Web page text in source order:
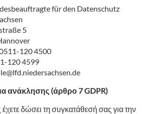
für den Datenschutz
5
120 4500
120 4599
ανάκλησης (άρθρο 7 GDPR)
δώσει τη συγκατάθεσή σας για την